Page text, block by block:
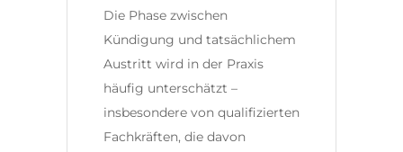
Die Phase zwischen
Kündigung und tatsächlichem
Austritt wird in der Praxis
häufig unterschätzt –
insbesondere von qualifizierten
Fachkräften, die davon